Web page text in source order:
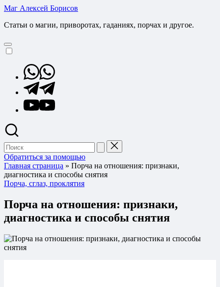
Перейти
содержимому
Маг Алексей Борисов
Статьи о магии, приворотах, гаданиях, порчах и другое.
Whatsapp
Telegram
YouTube
Поиск
для:
Обратиться за помощью
Главная страница » Порча на отношения: признаки,
диагностика и способы снятия
Опубликовано
Порча, сглаз, проклятия
Порча на отношения: признаки,
диагностика и способы снятия